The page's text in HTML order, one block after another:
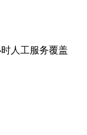
人工服务覆盖